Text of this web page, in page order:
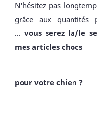
N'hésitez pas
grâce aux quantités
... vous serez la/le
mes articles chocs
!Quelle
pour votre chien ?